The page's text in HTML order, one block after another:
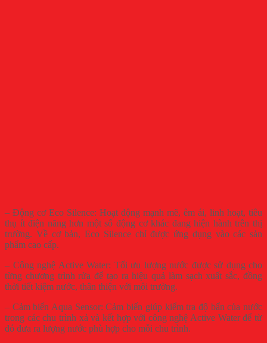
– Động cơ Eco Silence: Hoạt động mạnh mẽ, êm ái, linh hoạt, tiêu
thụ ít điện năng hơn một số động cơ khác đang hiện hành trên thị
trường. Về cơ bản, Eco Silence chỉ được ứng dụng vào các sản
phẩm cao cấp.
– Công nghệ Active Water: Tối ưu lượng nước được sử dụng cho
từng chương trình rửa để tạo ra hiệu quả làm sạch xuất sắc, đồng
thời tiết kiệm nước, thân thiện với môi trường.
– Cảm biến Aqua Sensor: Cảm biến giúp kiểm tra độ bẩn của nước
trong các chu trình xả và kết hợp với công nghệ Active Water để từ
đó đưa ra lượng nước phù hợp cho mỗi chu trình.